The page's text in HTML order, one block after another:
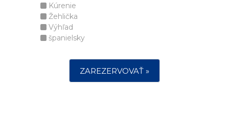
Kúrenie
Žehlička
Výhľad
španielsky
ZAREZERVOVAŤ »